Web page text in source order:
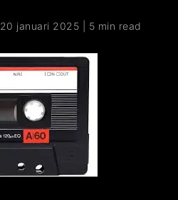
20 januari 2025 5 min read